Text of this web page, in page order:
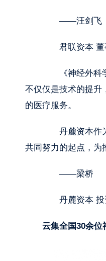
——汪剑飞
君联资本 董
《神经外科学
不仅仅是技术的提升
的医疗服务。
丹麓资本作为
共同努力的起点，为
——梁桥
丹麓资本 投
云集全国30余位